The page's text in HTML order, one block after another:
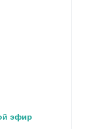
эфир